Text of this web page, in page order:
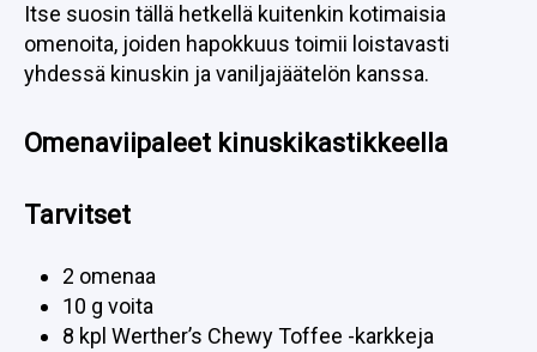
Itse suosin tällä hetkellä kuitenkin kotimaisia
omenoita, joiden hapokkuus toimii loistavasti
yhdessä kinuskin ja vaniljajäätelön kanssa.
Omenaviipaleet kinuskikastikkeella
Tarvitset
2 omenaa
10 g voita
8 kpl Werther’s Chewy Toffee -karkkeja